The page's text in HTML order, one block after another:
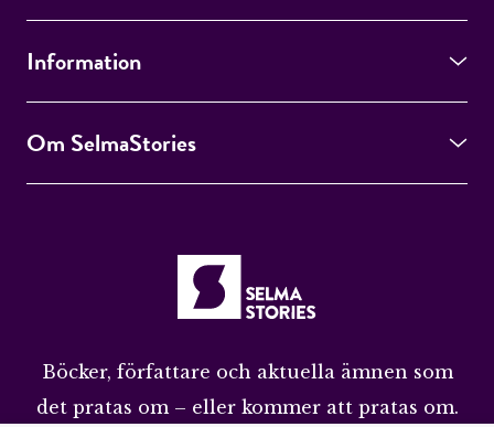
Information
Om SelmaStories
Böcker, författare och aktuella ämnen som
det pratas om – eller kommer att pratas om.